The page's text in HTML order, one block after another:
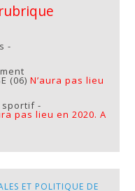
-
(06) N’aura pas lieu
sportif -
pas lieu en 2020. A
ET POLITIQUE DE